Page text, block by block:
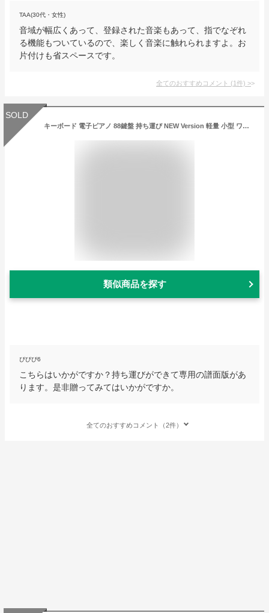
TAA(30代・女性)
音域が幅広くあって、登録された音楽もあって、指でなぞれ
る機能もついているので、楽しく音楽に触れられますよ。お
片付けも省スペースです。
全てのおすすめコメント (1件) >
SOLD
キーボード 電子ピアノ 88鍵盤 持ち運び NEW Version 軽量 小型 ワイヤレス MIDI ペダル 専用譜面台 鍵盤シール 練習用イヤホン付属 専用ケース付き コンパクト 10ストローク 充電式 バッテリ内蔵 長時間利用可能 練習にピッタリ 初心者 大人 子供 練習 お勧め
類似商品を探す
ぴぴぴ6
こちらはいかがですか？持ち運びができて専用の譜面版があ
ります。是非贈ってみてはいかがですか。
全てのおすすめコメント（2件）